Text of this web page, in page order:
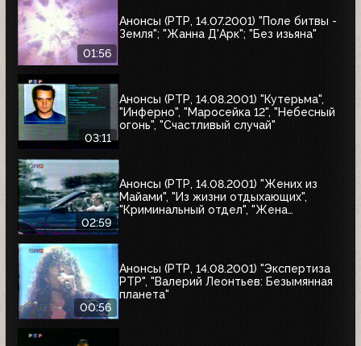
01:56
Анонсы (РТР, 14.07.2001) "Поле битвы -
Земля"; "Жанна Д'Арк"; "Без изьяна"
03:11
Анонсы (РТР, 14.08.2001) "Кутерьма",
"Инферно", "Маросейка 12", "Небесный
огонь", "Счастливый случай"
02:59
Анонсы (РТР, 14.08.2001) "Жених из
Майами", "Из жизни отдыхающих",
"Криминальный отдел", "Жена
00:56
Анонсы (РТР, 14.08.2001) "Экспертиза
РТР", "Валерий Леонтьев: Безымянная
планета"